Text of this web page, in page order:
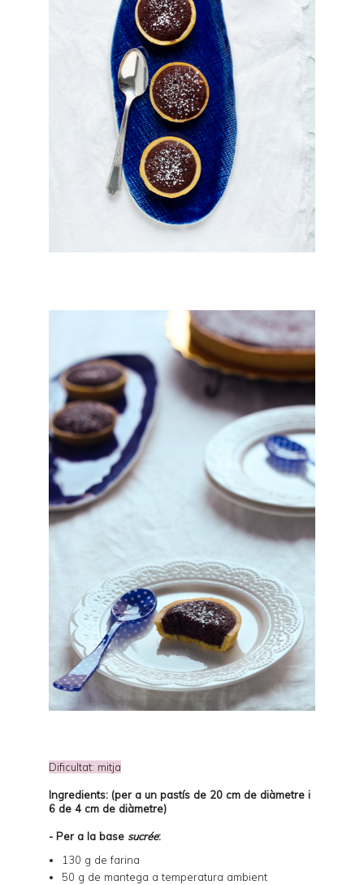
Dificultat: mitja
Ingredients: (per a un pastís de 20 cm de diàmetre i
6 de 4 cm de diàmetre)
- Per a la base sucrée:
130 g de farina
50 g de mantega a temperatura ambient